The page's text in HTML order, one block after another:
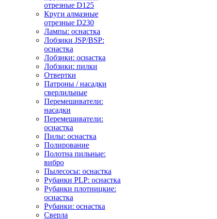
отрезные D125
Круги алмазные
отрезные D230
Лампы: оснастка
Лобзики JSP/BSP:
оснастка
Лобзики: оснастка
Лобзики: пилки
Отвертки
Патроны / насадки
сверлильные
Перемешиватели:
насадки
Перемешиватели:
оснастка
Пилы: оснастка
Полирование
Полотна пильные:
вибро
Пылесосы: оснастка
Рубанки PLP: оснастка
Рубанки плотницкие:
оснастка
Рубанки: оснастка
Сверла